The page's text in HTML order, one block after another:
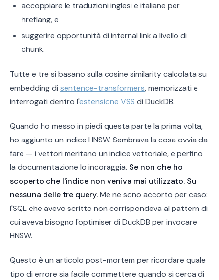
accoppiare le traduzioni inglesi e italiane per
hreflang, e
suggerire opportunità di internal link a livello di
chunk.
Tutte e tre si basano sulla cosine similarity calcolata su
embedding di sentence-transformers, memorizzati e
interrogati dentro l'estensione VSS di DuckDB.
Quando ho messo in piedi questa parte la prima volta,
ho aggiunto un indice HNSW. Sembrava la cosa ovvia da
fare — i vettori meritano un indice vettoriale, e perfino
la documentazione lo incoraggia. Se non che ho
scoperto che l'indice non veniva mai utilizzato. Su
nessuna delle tre query.Me ne sono accorto per caso:
l'SQL che avevo scritto non corrispondeva al pattern di
cui aveva bisogno l'optimiser di DuckDB per invocare
HNSW.
Questo è un articolo post-mortem per ricordare quale
tipo di errore sia facile commettere quando si cerca di